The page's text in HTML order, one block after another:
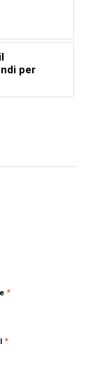
per
*
*